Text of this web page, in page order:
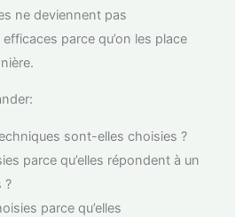
ne deviennent pas
parce qu’on les place
sont-elles choisies ?
parce qu’elles répondent à un
?
parce qu’elles